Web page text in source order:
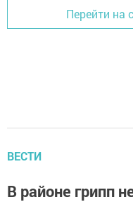
Перейти на
ВЕСТИ
В районе грипп